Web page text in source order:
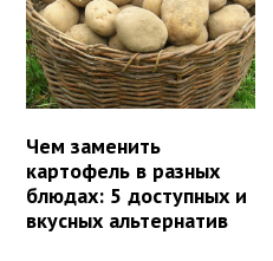
Чем заменить
картофель в разных
блюдах: 5 доступных и
вкусных альтернатив